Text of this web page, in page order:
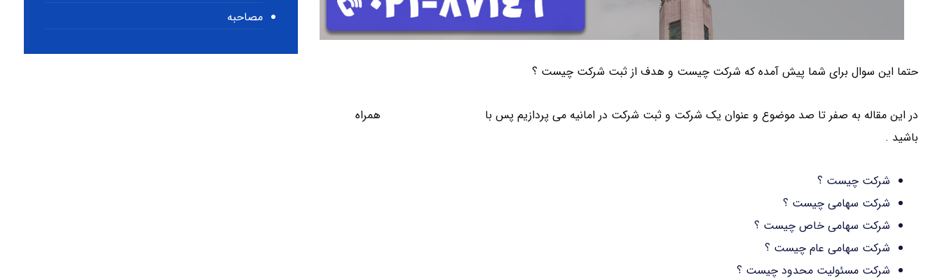
حتما این سوال برای شما پیش آمده که شرکت چیست و هدف از ثبت شرکت چیست ؟
در این مقاله به صفر تا صد موضوع و عنوان یک شرکت و ثبت شرکت در امانیه می پردازیم پس با
همراه
باشید .
شرکت چیست ؟
شرکت سهامی چیست ؟
شرکت سهامی خاص چیست ؟
شرکت سهامی عام چیست ؟
شرکت مسئولیت محدود چیست ؟
مصاحبه